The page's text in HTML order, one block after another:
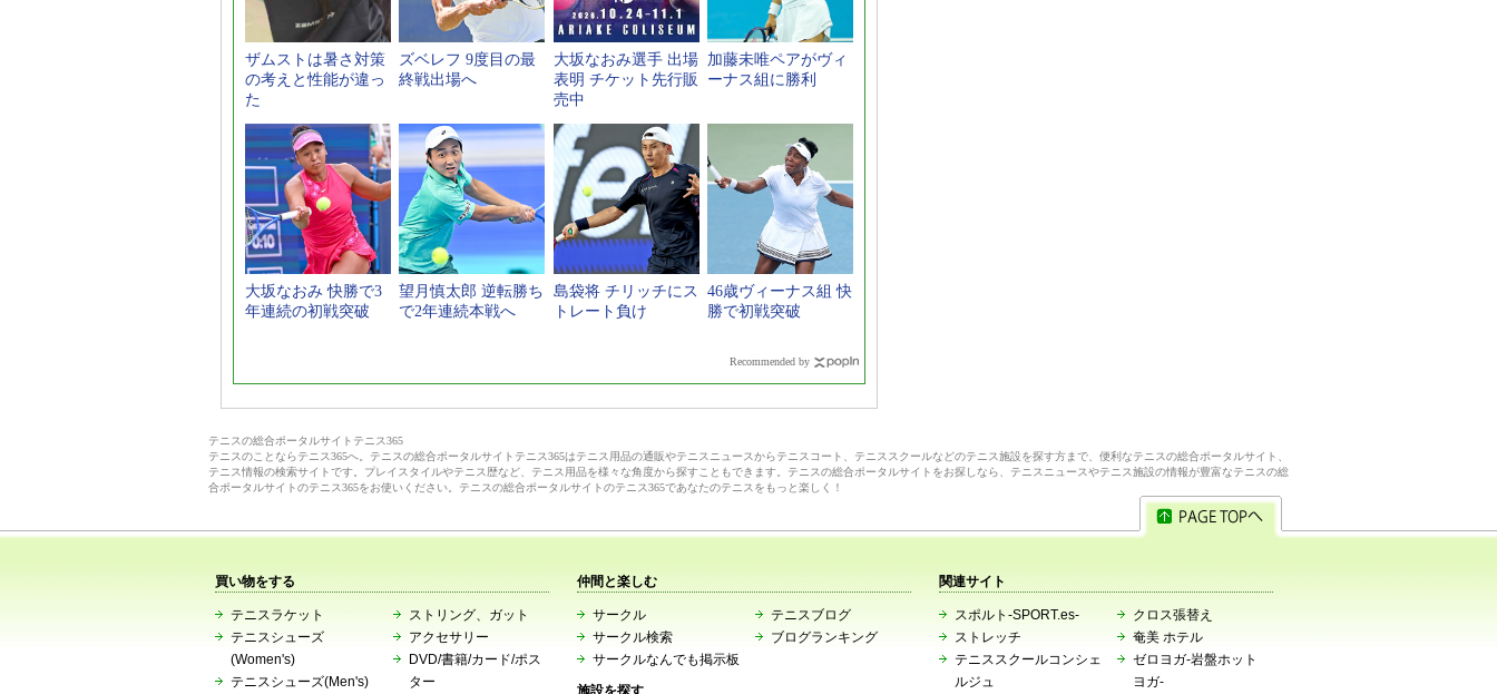
ザムストは暑さ対策
の考えと性能が違っ
た
ズベレフ 9度目の最
終戦出場へ
大坂なおみ選手 出場
表明 チケット先行販
売中
加藤未唯ペアがヴィ
ーナス組に勝利
大坂なおみ 快勝で3
年連続の初戦突破
望月慎太郎 逆転勝ち
で2年連続本戦へ
島袋将 チリッチにス
トレート負け
46歳ヴィーナス組 快
勝で初戦突破
Recommended by
テニスの総合ポータルサイトテニス365
テニスのことならテニス365へ。テニスの総合ポータルサイトテニス365はテニス用品の通販やテニスニュースからテニスコート、テニススクールなどのテニス施設を探す方まで、便利なテニスの総合ポータルサイト、
テニス情報の検索サイトです。プレイスタイルやテニス歴など、テニス用品を様々な角度から探すこともできます。テニスの総合ポータルサイトをお探しなら、テニスニュースやテニス施設の情報が豊富なテニスの総
合ポータルサイトのテニス365をお使いください。テニスの総合ポータルサイトのテニス365であなたのテニスをもっと楽しく！
買い物をする
テニスラケット
テニスシューズ
(Women's)
テニスシューズ(Men's)
ストリング、ガット
アクセサリー
DVD/書籍/カード/ポス
ター
仲間と楽しむ
サークル
サークル検索
サークルなんでも掲示板
テニスブログ
ブログランキング
施設を探す
関連サイト
スポルト-SPORT.es-
ストレッチ
テニススクールコンシェ
ルジュ
クロス張替え
奄美 ホテル
ゼロヨガ-岩盤ホット
ヨガ-